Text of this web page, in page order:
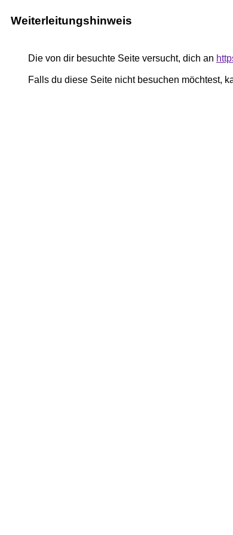
Weiterleitungshinweis
Die von dir besuchte Seite versucht, dich an
Falls du diese Seite nicht besuchen möchtest,